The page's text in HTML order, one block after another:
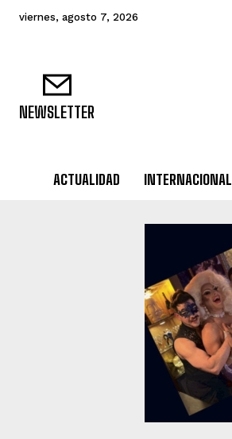
viernes, agosto 7, 2026
NEWSLETTER
ACTUALIDAD INTERNACIONAL